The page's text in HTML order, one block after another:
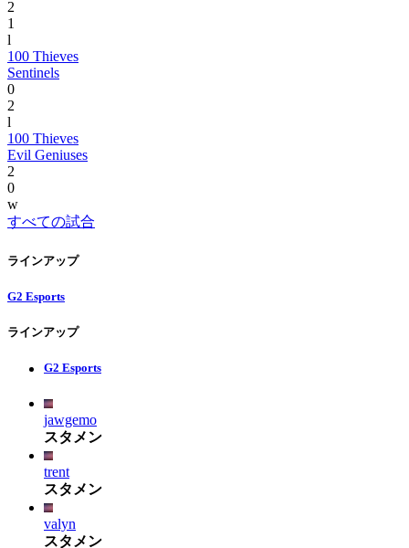
2
1
l
100 Thieves
Sentinels
0
2
l
100 Thieves
Evil Geniuses
2
0
w
すべての試合
ラインアップ
G2 Esports
ラインアップ
G2 Esports
jawgemo
スタメン
trent
スタメン
valyn
スタメン